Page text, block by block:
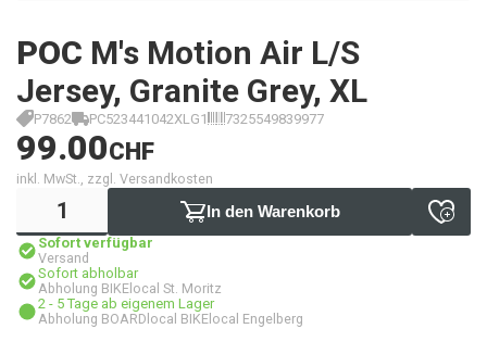
POC M's Motion Air L/S
Jersey, Granite Grey, XL
P7862 PC523441042XLG1 7325549839977
99.00CHF
inkl. MwSt., zzgl. Versandkosten
In den Warenkorb
Sofort verfügbar
Versand
Sofort abholbar
Abholung BIKElocal St. Moritz
2 - 5 Tage ab eigenem Lager
Abholung BOARDlocal BIKElocal Engelberg